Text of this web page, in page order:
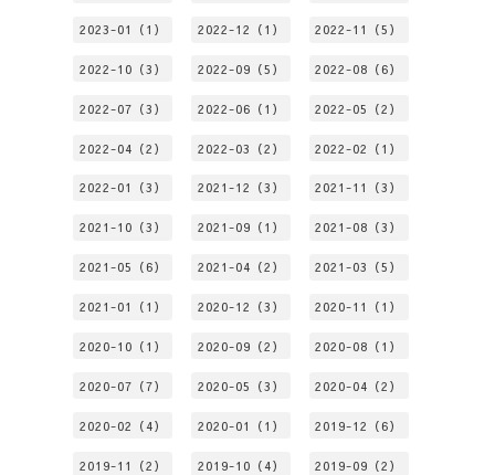
2023-01（1） 2022-12（1） 2022-11（5）
2022-10（3） 2022-09（5） 2022-08（6）
2022-07（3） 2022-06（1） 2022-05（2）
2022-04（2） 2022-03（2） 2022-02（1）
2022-01（3） 2021-12（3） 2021-11（3）
2021-10（3） 2021-09（1） 2021-08（3）
2021-05（6） 2021-04（2） 2021-03（5）
2021-01（1） 2020-12（3） 2020-11（1）
2020-10（1） 2020-09（2） 2020-08（1）
2020-07（7） 2020-05（3） 2020-04（2）
2020-02（4） 2020-01（1） 2019-12（6）
2019-11（2） 2019-10（4） 2019-09（2）